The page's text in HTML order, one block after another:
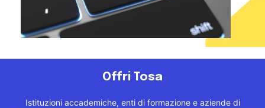
Offri Tosa
Istituzioni accademiche, enti di formazione e aziende di